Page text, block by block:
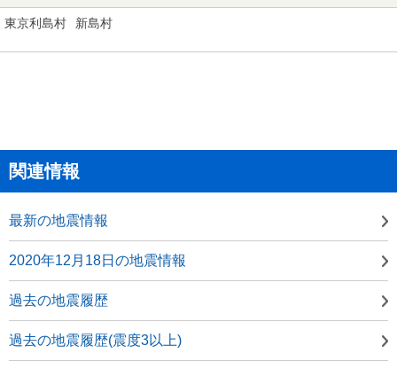
東京利島村 新島村
関連情報
最新の地震情報
2020年12月18日の地震情報
過去の地震履歴
過去の地震履歴(震度3以上)